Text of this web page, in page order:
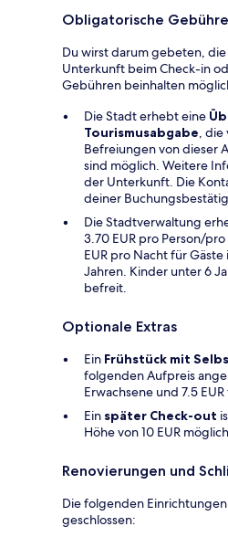
Obligatorische
Du wirst darum gebeten,
Unterkunft beim Check-in
Gebühren beinhalten
Die Stadt erhebt eine
Tourismusabgabe, die
Befreiungen von dieser
sind möglich. Weitere
der Unterkunft. Die
deiner
Die Stadtverwaltung
3.70 EUR pro Person/
EUR pro Nacht für
Jahren. Kinder unter 6
befreit.
Optionale Extras
Ein Frühstück mit
folgenden Aufpreis
Erwachsene und 7.5
Ein später Check-out
Höhe von 10 EUR
Renovierungen und
Die folgenden
geschlossen: